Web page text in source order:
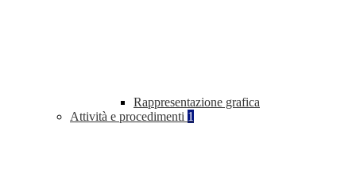
Rappresentazione grafica
Attività e procedimenti 1